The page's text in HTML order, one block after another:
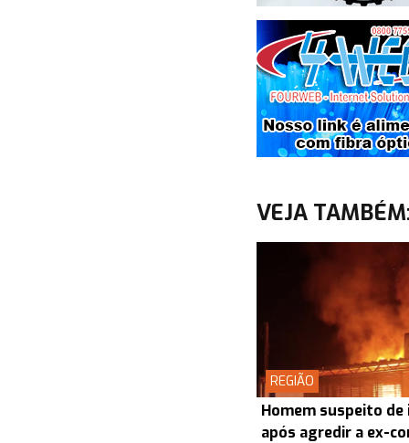
VEJA
REGIÃO
Homem suspeito de
após agredir a ex-